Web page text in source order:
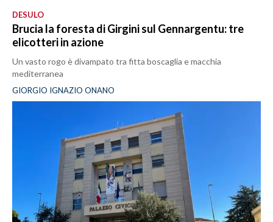
DESULO
Brucia la foresta di Girgini sul Gennargentu: tre
elicotteri in azione
Un vasto rogo è divampato tra fitta boscaglia e macchia
mediterranea
GIORGIO IGNAZIO ONANO